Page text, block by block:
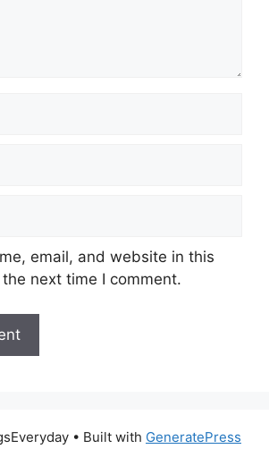
email, and website in this
next time I comment.
• Built with GeneratePress